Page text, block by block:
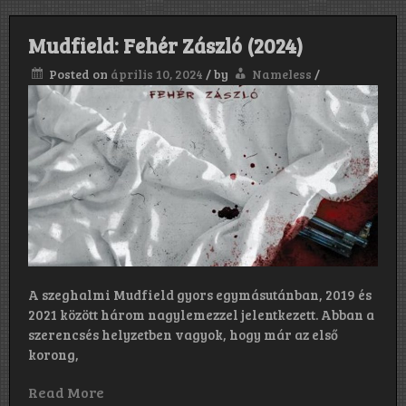
Mudfield: Fehér Zászló (2024)
Posted on április 10, 2024 /by Nameless /
A szeghalmi Mudfield gyors egymásutánban, 2019 és
2021 között három nagylemezzel jelentkezett. Abban a
szerencsés helyzetben vagyok, hogy már az első
korong,
Read More